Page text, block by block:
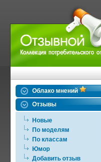
Облако мнений
Отзывы
Новые
По моделям
По классам
Юмор
Добавить отзыв